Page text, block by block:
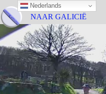
NAAR GALICIË
Nederlands